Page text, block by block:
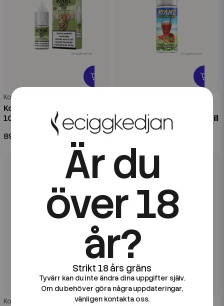
Koyuki
Koyuki Salts Royal | Tomi |
10ml E-Juice
89 kr
Midsummer | 100ml Shortfill
Koyuki Koyuki
Är du
över 18
år?
Tyvärr kan du inte ändra dina uppgifter själv.
Om du behöver göra några uppdateringar,
vänligen kontakta oss.